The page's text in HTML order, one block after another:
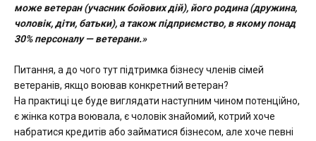
може ветеран (учасник бойових дій), його родина (дружина,
чоловік, діти, батьки), а також підприємство, в якому понад
30% персоналу — ветерани.»
Питання, а до чого тут підтримка бізнесу членів сімей
ветеранів, якщо воював конкретний ветеран?
На практиці це буде виглядати наступним чином потенційно,
є жінка котра воювала, є чоловік знайомий, котрий хоче
набратися кредитів або займатися бізнесом, але хоче певні